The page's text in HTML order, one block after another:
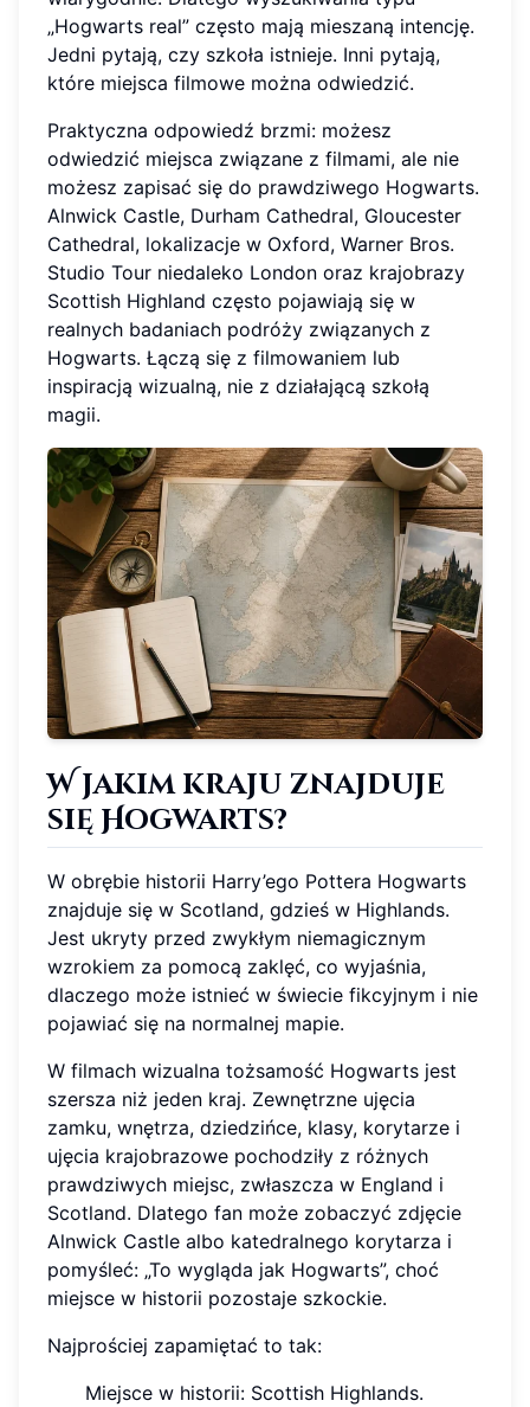
„Hogwarts real” często mają mieszaną intencję.
Jedni pytają, czy szkoła istnieje. Inni pytają,
które miejsca filmowe można odwiedzić.
Praktyczna odpowiedź brzmi: możesz
odwiedzić miejsca związane z filmami, ale nie
możesz zapisać się do prawdziwego Hogwarts.
Alnwick Castle, Durham Cathedral, Gloucester
Cathedral, lokalizacje w Oxford, Warner Bros.
Studio Tour niedaleko London oraz krajobrazy
Scottish Highland często pojawiają się w
realnych badaniach podróży związanych z
Hogwarts. Łączą się z filmowaniem lub
inspiracją wizualną, nie z działającą szkołą
magii.
W jakim kraju znajduje
się Hogwarts?
W obrębie historii Harry’ego Pottera Hogwarts
znajduje się w Scotland, gdzieś w Highlands.
Jest ukryty przed zwykłym niemagicznym
wzrokiem za pomocą zaklęć, co wyjaśnia,
dlaczego może istnieć w świecie fikcyjnym i nie
pojawiać się na normalnej mapie.
W filmach wizualna tożsamość Hogwarts jest
szersza niż jeden kraj. Zewnętrzne ujęcia
zamku, wnętrza, dziedzińce, klasy, korytarze i
ujęcia krajobrazowe pochodziły z różnych
prawdziwych miejsc, zwłaszcza w England i
Scotland. Dlatego fan może zobaczyć zdjęcie
Alnwick Castle albo katedralnego korytarza i
pomyśleć: „To wygląda jak Hogwarts”, choć
miejsce w historii pozostaje szkockie.
Najprościej zapamiętać to tak:
Miejsce w historii: Scottish Highlands.